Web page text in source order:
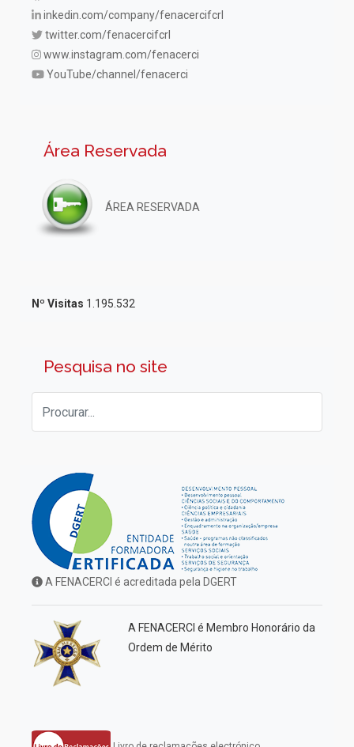
inkedin.com/company/fenacercifcrl
twitter.com/fenacercifcrl
www.instagram.com/fenacerci
YouTube/channel/fenacerci
Área Reservada
ÁREA RESERVADA
Nº Visitas 1.195.532
Pesquisa no site
A FENACERCI é acreditada pela DGERT
A FENACERCI é Membro Honorário da
Ordem de Mérito